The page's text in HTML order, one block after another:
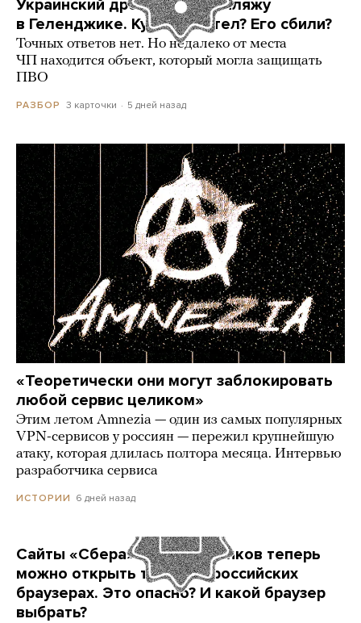
Украинский дрон попал по пляжу
в Геленджике. Куда он летел? Его сбили?
Точных ответов нет. Но недалеко от места
ЧП находится объект, который могла защищать
ПВО
РАЗБОР 3 карточки 5 дней назад
«Теоретически они могут заблокировать
любой сервис целиком»
Этим летом Amnezia — один из самых популярных
VPN-сервисов у россиян — пережил крупнейшую
атаку, которая длилась полтора месяца. Интервью
разработчика сервиса
ИСТОРИИ 6 дней назад
Сайты «Сбера» и других банков теперь
можно открыть только в российских
браузерах. Это опасно? И какой браузер
выбрать?